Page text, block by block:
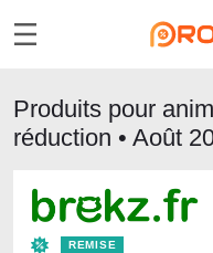
Produits pour
réduction • Août
REMISE